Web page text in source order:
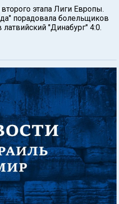
этапа Лиги Европы.
порадовала болельщиков
"Динабург" 4:0.